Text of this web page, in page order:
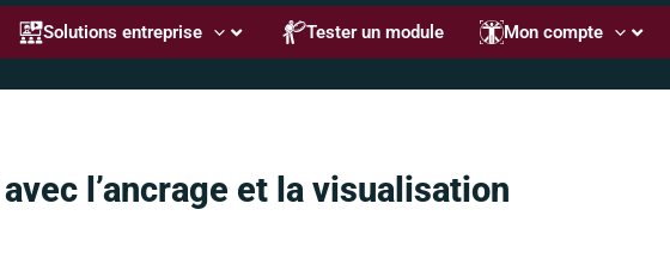
Solutions entreprise Tester un module Mon compte
l’ancrage et la visualisation